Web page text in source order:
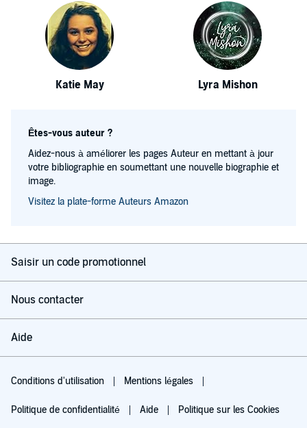
Katie May Lyra Mishon
Êtes-vous auteur ?
Aidez-nous à améliorer les pages Auteur en mettant à jour
votre bibliographie en soumettant une nouvelle biographie et
image.
Visitez la plate-forme Auteurs Amazon
Saisir un code promotionnel
Nous contacter
Aide
Conditions d'utilisation Mentions légales
Politique de confidentialité Aide Politique sur les Cookies